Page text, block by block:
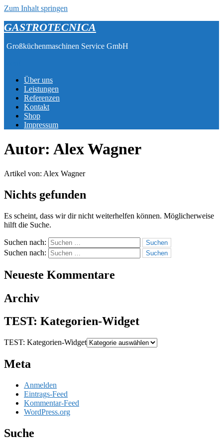
Zum Inhalt springen
GASTROTECNICA
Großküchenmaschinen Service GmbH
Über uns
Leistungen
Referenzen
Kontakt
Shop
Impressum
Autor: Alex Wagner
Artikel von: Alex Wagner
Nichts gefunden
Es scheint, dass wir dir nicht weiterhelfen können. Möglicherweise
hilft die Suche.
Suchen nach:
Suchen nach:
Neueste Kommentare
Archiv
TEST: Kategorien-Widget
TEST: Kategorien-Widget
Meta
Anmelden
Eintrags-Feed
Kommentar-Feed
WordPress.org
Suche